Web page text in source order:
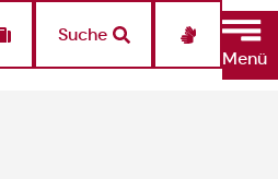
Suche
Menü